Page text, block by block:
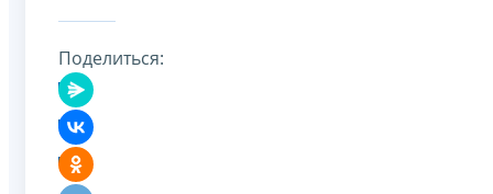
Поделиться: